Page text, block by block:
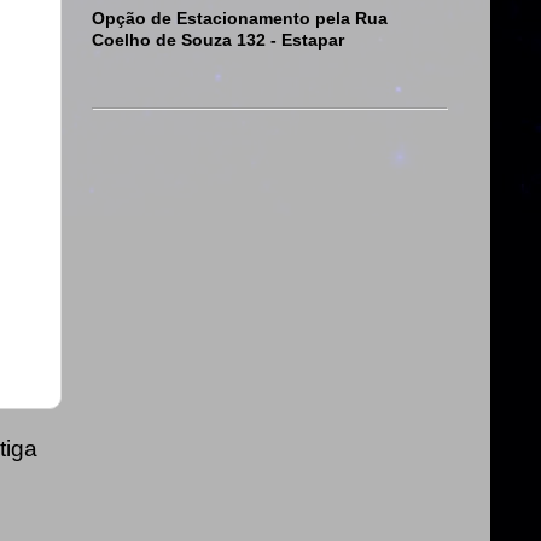
Opção de Estacionamento pela Rua
Coelho de Souza 132 - Estapar